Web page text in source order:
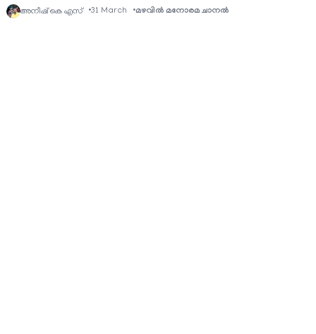
അനീഷ്‌ കെ എസ് 31 March മഴവിൽ മനോരമ ചാനല്‍